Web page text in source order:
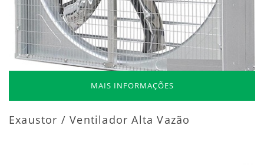
MAIS INFORMAÇÕES
Exaustor / Ventilador Alta Vazão